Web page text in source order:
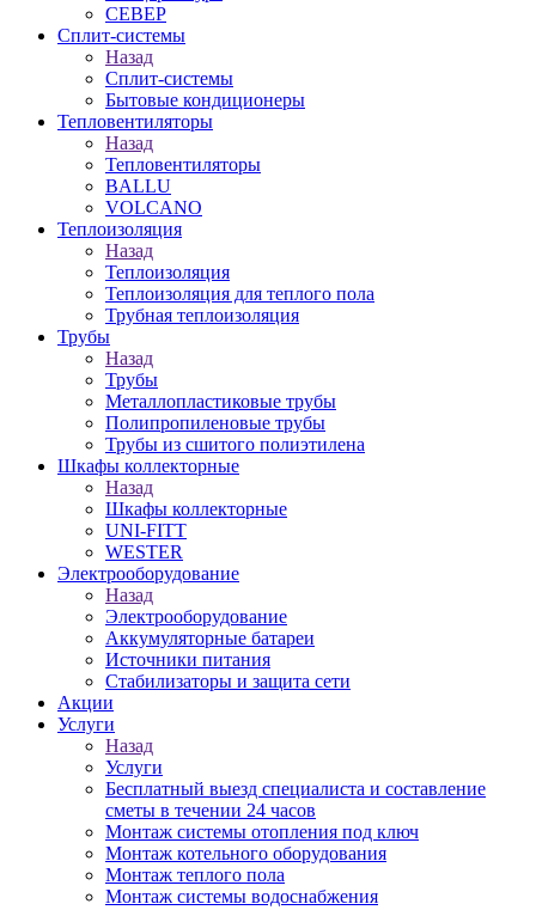
СЕВЕР
Сплит-системы
Назад
Сплит-системы
Бытовые кондиционеры
Тепловентиляторы
Назад
Тепловентиляторы
BALLU
VOLCANO
Теплоизоляция
Назад
Теплоизоляция
Теплоизоляция для теплого пола
Трубная теплоизоляция
Трубы
Назад
Трубы
Металлопластиковые трубы
Полипропиленовые трубы
Трубы из сшитого полиэтилена
Шкафы коллекторные
Назад
Шкафы коллекторные
UNI-FITT
WESTER
Электрооборудование
Назад
Электрооборудование
Аккумуляторные батареи
Источники питания
Стабилизаторы и защита сети
Акции
Услуги
Назад
Услуги
Бесплатный выезд специалиста и составление
сметы в течении 24 часов
Монтаж системы отопления под ключ
Монтаж котельного оборудования
Монтаж теплого пола
Монтаж системы водоснабжения